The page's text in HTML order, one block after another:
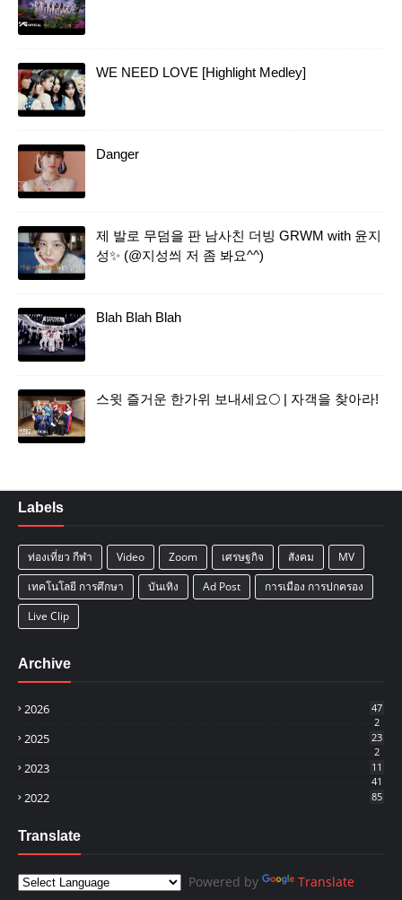
WE NEED LOVE [Highlight Medley]
Danger
제 발로 무덤을 판 남사친 더빙 GRWM with 윤지
성✨ (@지성씌 저 좀 봐요^^)
Blah Blah Blah
스윗 즐거운 한가위 보내세요🌕 | 자객을 찾아라!
Labels
ท่องเที่ยว กีฬา Video Zoom เศรษฐกิจ สังคม
MV
เทคโนโลยี การศึกษา
บันเทิง Ad Post
การเมือง การปกครอง
Live Clip
Archive
2026
47
2
2025
23
2
2023
11
41
2022 85
Translate
Powered by Translate